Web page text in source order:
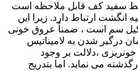
سفید کف قابل ملاحظه است
انگشت ارتباط دارد. زیرا این
سم است ، ضمناٌ عروق خونی
درگیر شدن به لامیناتیس
،دلالت بر وجود
می نماید. اما بتدریج